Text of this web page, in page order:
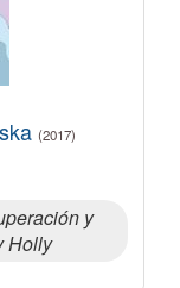
(2017)
y
Holly